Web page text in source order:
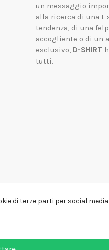
un messaggio
alla ricerca di una
tendenza, di una
accogliente o di un
esclusivo, D-SHIRT
tutti.
di terze parti per social media